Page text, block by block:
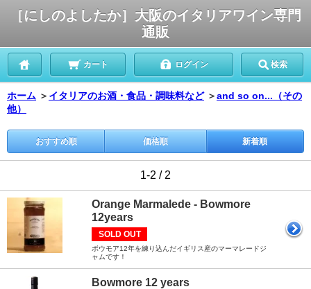
［にしのよしたか］大阪のイタリアワイン専門
通販
カート ログイン 検索
ホーム ＞ イタリアのお酒・食品・調味料など ＞and so on...（その
他）
おすすめ順 価格順 新着順
1-2 / 2
Orange Marmalede - Bowmore
12years
SOLD OUT
ボウモア12年を練り込んだイギリス産のマーマレードジ
ャムです！
Bowmore 12 years